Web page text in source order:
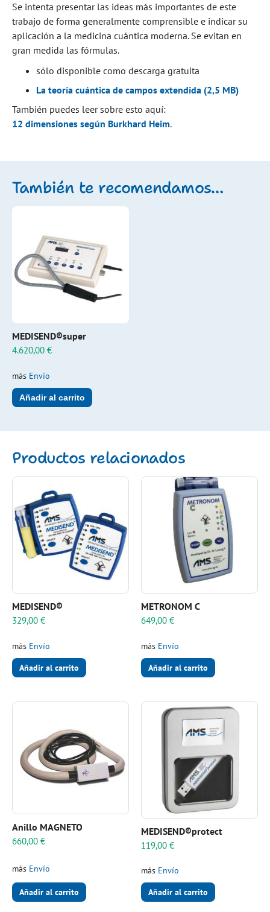
Se intenta presentar las ideas más importantes de este
trabajo de forma generalmente comprensible e indicar su
aplicación a la medicina cuántica moderna. Se evitan en
gran medida las fórmulas.
sólo disponible como descarga gratuita
La teoría cuántica de campos extendida (2,5 MB)
También puedes leer sobre esto aquí:
12 dimensiones según Burkhard Heim.
También te recomendamos…
MEDISEND®super
4.620,00 €
más Envío
Añadir al carrito
Productos relacionados
MEDISEND®
329,00 €
más Envío
Añadir al carrito
METRONOM C
649,00 €
más Envío
Añadir al carrito
Anillo MAGNETO
660,00 €
más Envío
Añadir al carrito
MEDISEND®protect
119,00 €
más Envío
Añadir al carrito